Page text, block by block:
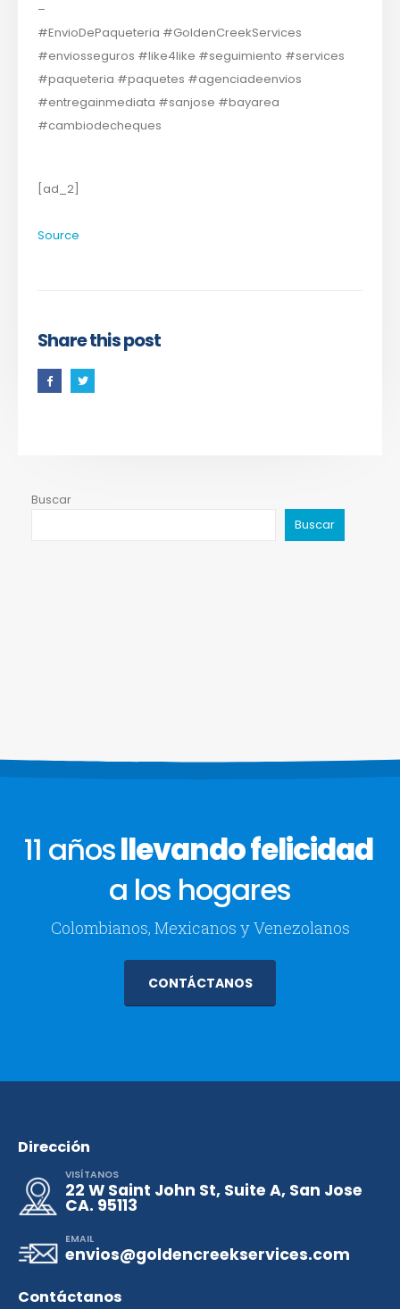
–
#EnvioDePaqueteria #GoldenCreekServices
#enviosseguros #like4like #seguimiento #services
#paqueteria #paquetes #agenciadeenvios
#entregainmediata #sanjose #bayarea
#cambiodecheques
[ad_2]
Source
Share this post
Buscar
Buscar
11 añosllevando felicidad
a los hogares
Colombianos, Mexicanos y Venezolanos
CONTÁCTANOS
Dirección
VISÍTANOS
22 W Saint John St, Suite A, San Jose
CA. 95113
EMAIL
envios@goldencreekservices.com
Contáctanos